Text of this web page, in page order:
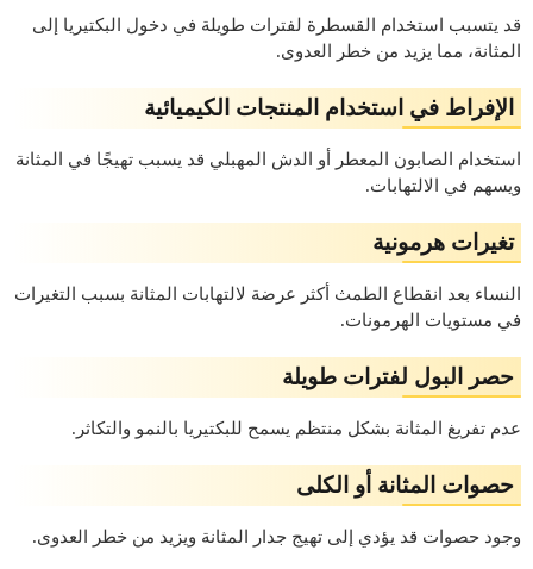
قد يتسبب استخدام القسطرة لفترات طويلة في دخول البكتيريا إلى
المثانة، مما يزيد من خطر العدوى.
الإفراط في استخدام المنتجات الكيميائية
استخدام الصابون المعطر أو الدش المهبلي قد يسبب تهيجًا في المثانة
ويسهم في الالتهابات.
تغيرات هرمونية
النساء بعد انقطاع الطمث أكثر عرضة لالتهابات المثانة بسبب التغيرات
في مستويات الهرمونات.
حصر البول لفترات طويلة
عدم تفريغ المثانة بشكل منتظم يسمح للبكتيريا بالنمو والتكاثر.
حصوات المثانة أو الكلى
وجود حصوات قد يؤدي إلى تهيج جدار المثانة ويزيد من خطر العدوى.